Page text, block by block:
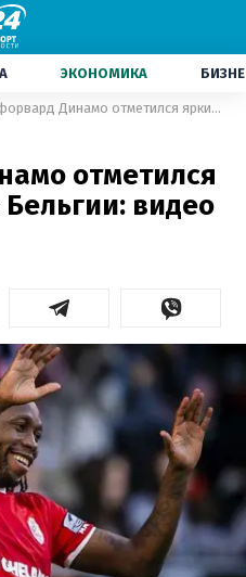
ЭКОНОМИКА
Эксфорвард Динамо отметился ярким дублем в Бельгии: видео
отметился
видео